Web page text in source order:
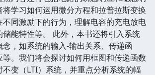
将学习如何运用微分方程和拉普拉斯变换
不同激励下的行为，理解电容的充电放电
储能特性等。 此外，本书还将引入系统
，如系统的输入-输出关系、传递函
。我们将会探讨如何用框图和传递函数
变（LTI）系统，并重点分析系统的幅